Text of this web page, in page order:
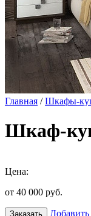
Главная /Шкафы-
Шкаф-
Цена:
от 40 000 руб.
Заказать